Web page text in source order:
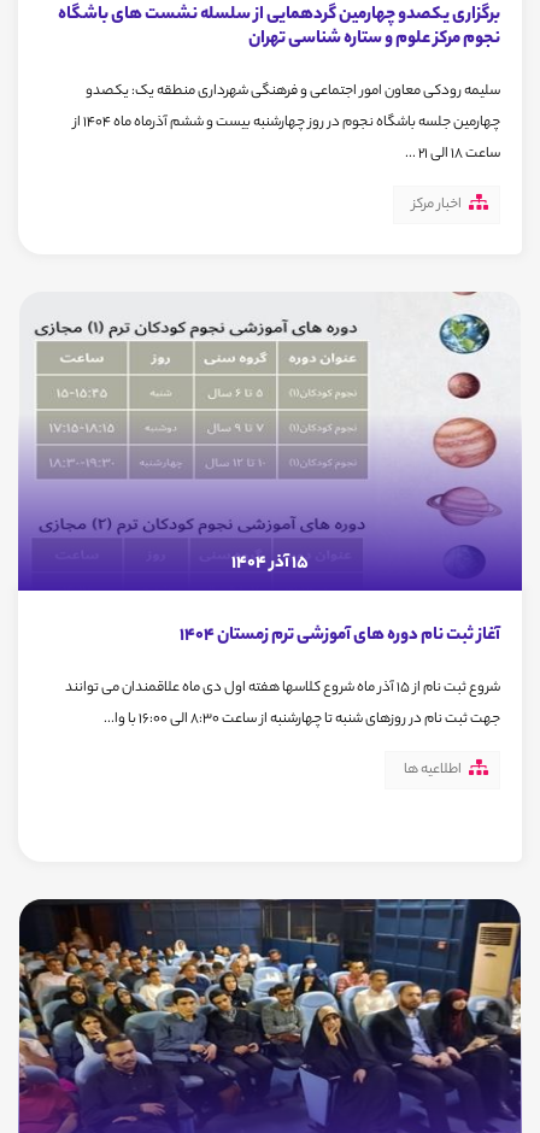
برگزاری یکصدو چهارمین گردهمایی از سلسله نشست های باشگاه
نجوم مرکز علوم و ستاره شناسی تهران
سلیمه رودکی معاون امور اجتماعی و فرهنگی شهرداری منطقه یک: یکصدو
چهارمین جلسه باشگاه نجوم در روز چهارشنبه بیست و ششم آذرماه ماه ۱۴۰۴ از
ساعت ۱۸ الی ۲۱ ...
اخبار مرکز
15 آذر 1404
آغاز ثبت نام دوره های آموزشی ترم زمستان 1404
شروع ثبت نام از 15 آذر ماه شروع کلاسها هفته اول دی ماه علاقمندان می توانند
جهت ثبت نام در روزهای شنبه تا چهارشنبه از ساعت 8:30 الی 16:00 با وا...
اطلاعیه ها